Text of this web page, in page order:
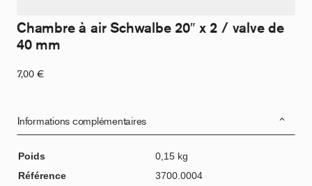
Chambre à air Schwalbe 20″ x 2 / valve de
40 mm
7,00 €
Informations complémentaires
Poids
0,15 kg
Référence
3700.0004